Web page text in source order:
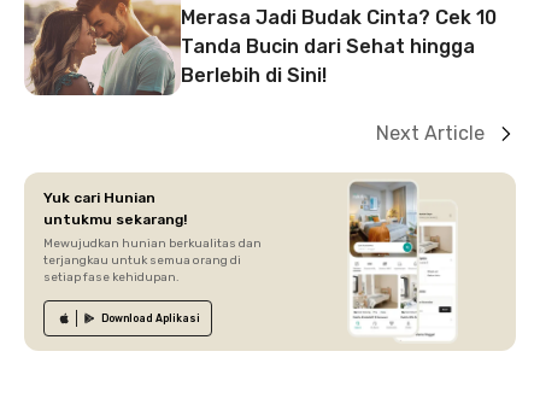
Merasa Jadi Budak Cinta? Cek 10
Tanda Bucin dari Sehat hingga
Berlebih di Sini!
Next Article
Yuk cari Hunian
untukmu sekarang!
Mewujudkan hunian berkualitas dan
terjangkau untuk semua orang di
setiap fase kehidupan.
Download Aplikasi